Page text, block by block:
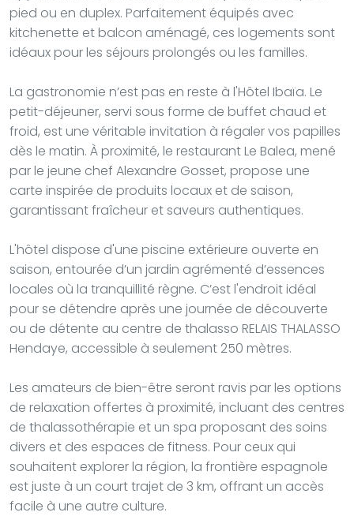
pied ou en duplex. Parfaitement équipés avec
kitchenette et balcon aménagé, ces logements sont
idéaux pour les séjours prolongés ou les familles.
La gastronomie n’est pas en reste à l'Hôtel Ibaïa. Le
petit-déjeuner, servi sous forme de buffet chaud et
froid, est une véritable invitation à régaler vos papilles
dès le matin. À proximité, le restaurant Le Balea, mené
par le jeune chef Alexandre Gosset, propose une
carte inspirée de produits locaux et de saison,
garantissant fraîcheur et saveurs authentiques.
L'hôtel dispose d'une piscine extérieure ouverte en
saison, entourée d’un jardin agrémenté d’essences
locales où la tranquillité règne. C’est l'endroit idéal
pour se détendre après une journée de découverte
ou de détente au centre de thalasso RELAIS THALASSO
Hendaye, accessible à seulement 250 mètres.
Les amateurs de bien-être seront ravis par les options
de relaxation offertes à proximité, incluant des centres
de thalassothérapie et un spa proposant des soins
divers et des espaces de fitness. Pour ceux qui
souhaitent explorer la région, la frontière espagnole
est juste à un court trajet de 3 km, offrant un accès
facile à une autre culture.